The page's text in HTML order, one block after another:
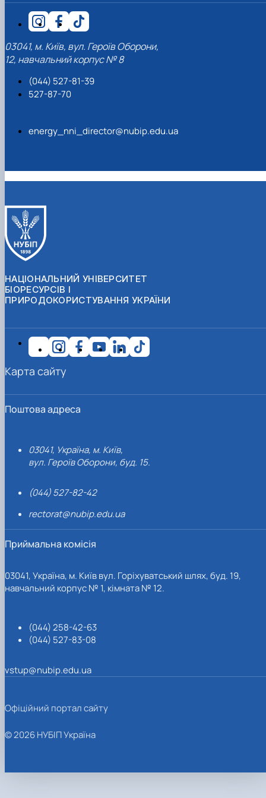
03041, м. Київ, вул. Героїв Оборони,
12, навчальний корпус № 8
(044) 527-81-39
527-87-70
energy_nni_director@nubip.edu.ua
НАЦІОНАЛЬНИЙ УНІВЕРСИТЕТ
БІОРЕСУРСІВ І
ПРИРОДОКОРИСТУВАННЯ УКРАЇНИ
Поштова адреса
03041, Україна, м. Київ,
вул. Героїв Оборони, буд. 15.
(044) 527-82-42
rectorat@nubip.edu.ua
Приймальна комісія
03041, Україна, м. Київ вул. Горіхуватський шлях, буд. 19,
навчальний корпус № 1, кімната № 12.
(044) 258-42-63
(044) 527-83-08
vstup@nubip.edu.ua
Карта сайту
Офіційний портал сайту
© 2026 НУБІП Україна